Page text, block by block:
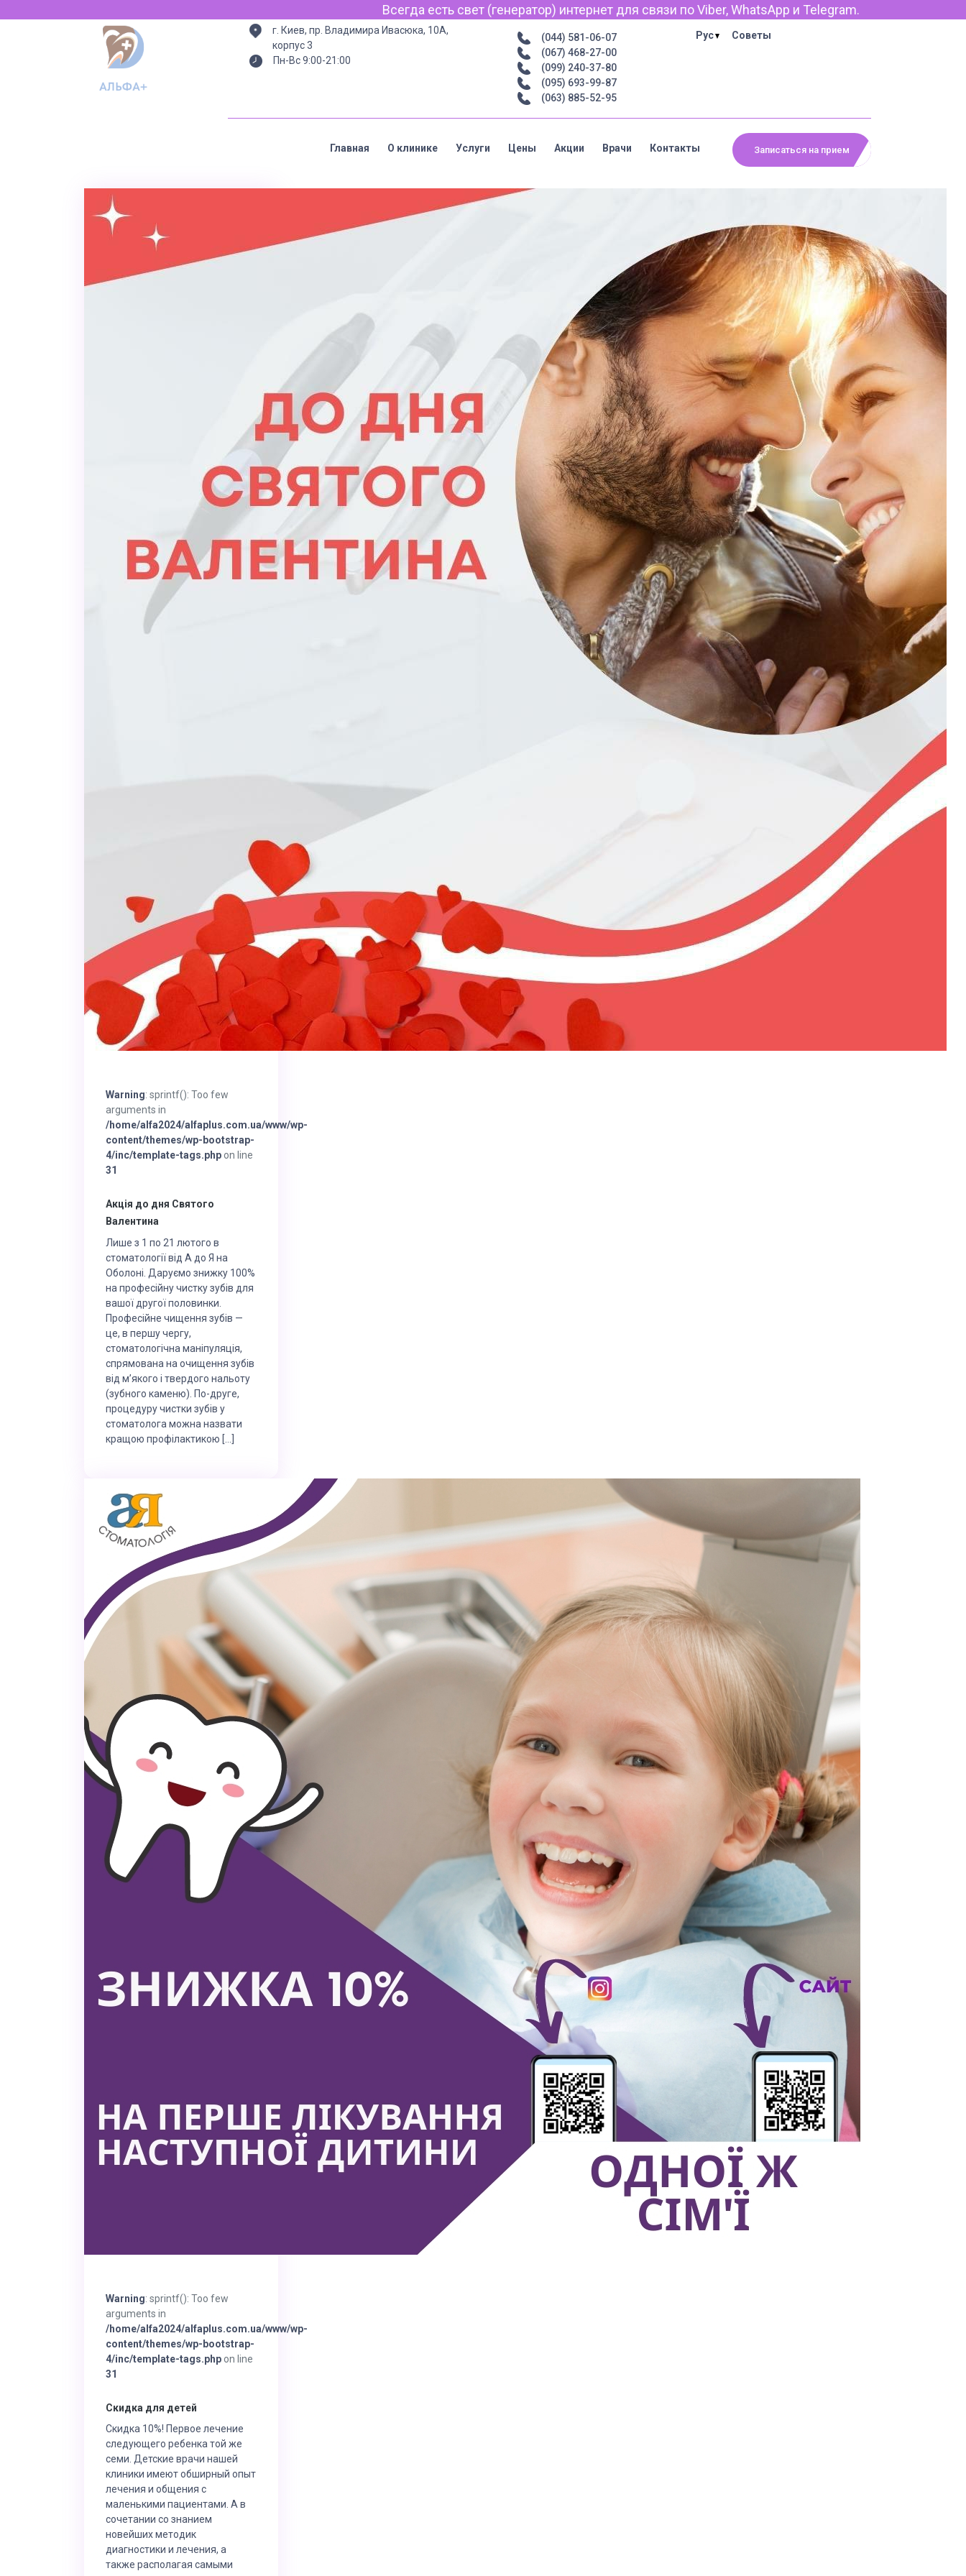
Всегда есть свет (генератор) интернет для связи по Viber, WhatsApp и Telegram.
г. Киев, пр. Владимира Ивасюка, 10А,
корпус 3
Пн-Вс 9:00-21:00
(044) 581-06-07
(067) 468-27-00
(099) 240-37-80
(095) 693-99-87
(063) 885-52-95
Рус Советы
Главная О клинике Услуги Цены Акции Врачи Контакты Записаться на прием
Warning: sprintf(): Too few
arguments in
/home/alfa2024/alfaplus.com.ua/www/wp-
content/themes/wp-bootstrap-
4/inc/template-tags.php on line
31
Акція до дня Святого
Валентина
Лише з 1 по 21 лютого в
стоматології від А до Я на
Оболоні. Даруємо знижку 100%
на професійну чистку зубів для
вашої другої половинки.
Професійне чищення зубів —
це, в першу чергу,
стоматологічна маніпуляція,
спрямована на очищення зубів
від м’якого і твердого нальоту
(зубного каменю). По-друге,
процедуру чистки зубів у
стоматолога можна назвати
кращою профілактикою […]
Warning: sprintf(): Too few
arguments in
/home/alfa2024/alfaplus.com.ua/www/wp-
content/themes/wp-bootstrap-
4/inc/template-tags.php on line
31
Скидка для детей
Скидка 10%! Первое лечение
следующего ребенка той же
семи. Детские врачи нашей
клиники имеют обширный опыт
лечения и общения с
маленькими пациентами. А в
сочетании со знанием
новейших методик
диагностики и лечения, а
также располагая самыми